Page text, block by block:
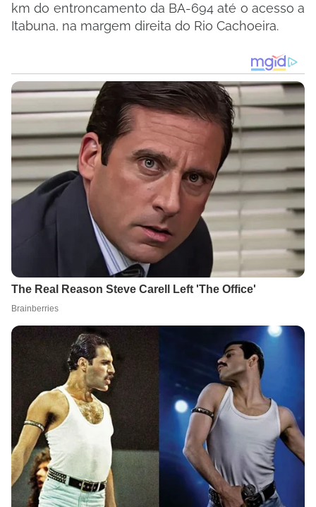
km do entroncamento da BA-694 até o acesso a
Itabuna, na margem direita do Rio Cachoeira.